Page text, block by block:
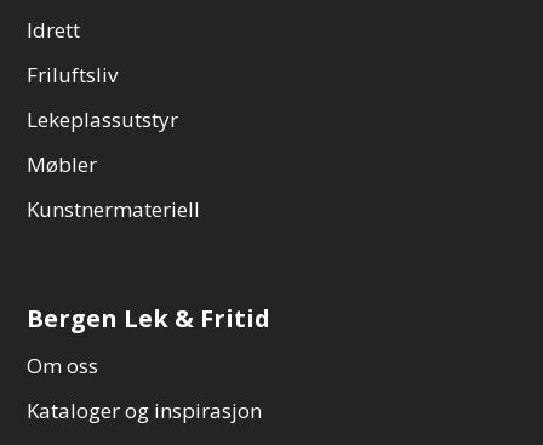
Idrett
Friluftsliv
Lekeplassutstyr
Møbler
Kunstnermateriell
Bergen Lek & Fritid
Om oss
Kataloger og inspirasjon